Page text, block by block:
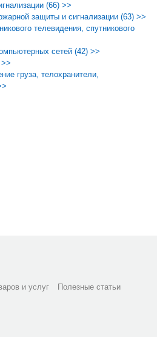
(66) >>
защиты и сигнализации (63) >>
телевидения, спутникового
сетей (42) >>
груза, телохранители,
и услуг
Полезные статьи